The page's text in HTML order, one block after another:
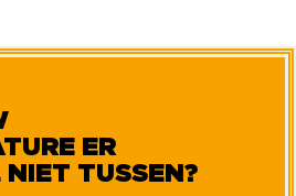
ER
NIET TUSSEN?